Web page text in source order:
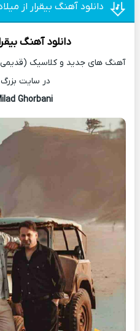
دانلود آهنگ بیقرار از
دانلود آهنگ
آهنگ های جدید و کلاسیک (قدیمی)
در سایت بزرگ
Ghorbani